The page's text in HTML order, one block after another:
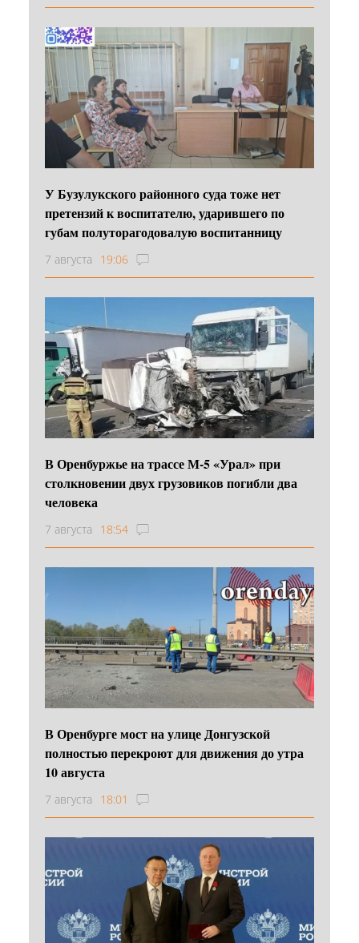
У Бузулукского районного суда тоже нет
претензий к воспитателю, ударившего по
губам полуторагодовалую воспитанницу
7 августа 19:06
В Оренбуржье на трассе М-5 «Урал» при
столкновении двух грузовиков погибли два
человека
7 августа 18:54
В Оренбурге мост на улице Донгузской
полностью перекроют для движения до утра
10 августа
7 августа 18:01